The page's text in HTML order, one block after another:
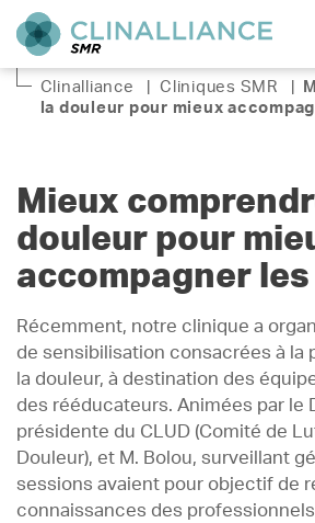
Clinalliance Cliniques SMR
la douleur pour mieux
Mieux
douleur pour
accompagner
Récemment, notre clinique a
de sensibilisation consacrées à la
la douleur, à destination des
des rééducateurs. Animées par le
présidente du CLUD (Comité de
Douleur), et M. Bolou, surveillant
sessions avaient pour objectif de
connaissances des